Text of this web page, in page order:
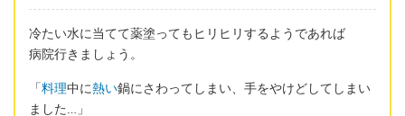
冷たい水に当てて薬塗ってもヒリヒリするようであれば
病院行きましょう。
「料理中に熱い鍋にさわってしまい、手をやけどしてしまい
ました…」